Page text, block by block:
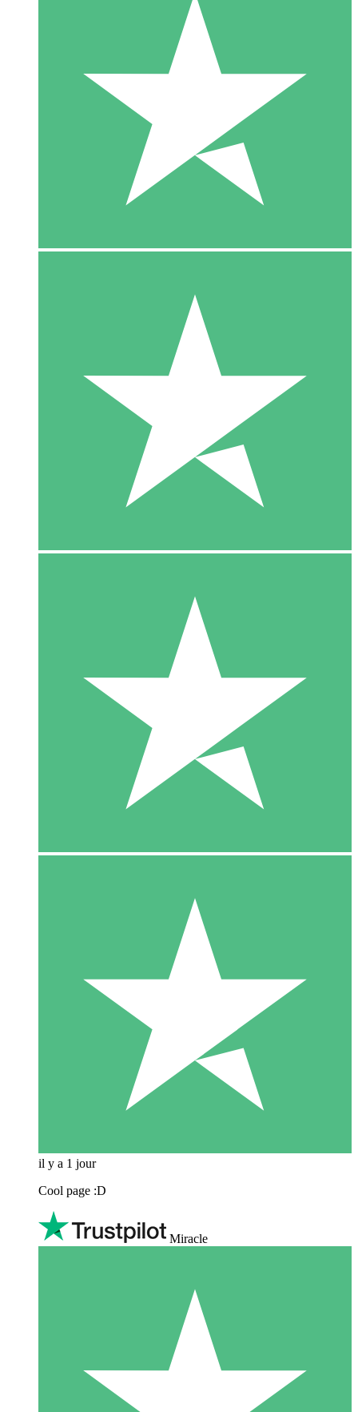
il y a 1 jour
Cool page :D
Miracle